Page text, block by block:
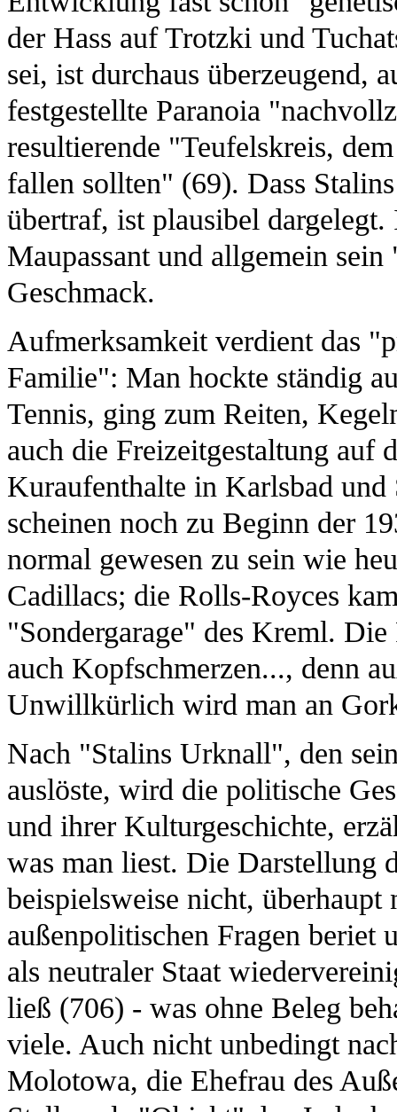
der Hass auf Trotzki und
sei, ist durchaus überzeugend,
festgestellte Paranoia
resultierende "Teufelskreis,
fallen sollten" (69). Dass
übertraf, ist plausibel
Maupassant und allgemein
Geschmack.
Aufmerksamkeit verdient das
Familie": Man hockte ständig
Tennis, ging zum Reiten,
auch die Freizeitgestaltung auf
Kuraufenthalte in Karlsbad
scheinen noch zu Beginn der
normal gewesen zu sein wie
Cadillacs; die Rolls-Royces
"Sondergarage" des Kreml.
auch Kopfschmerzen..., denn
Unwillkürlich wird man an
Nach "Stalins Urknall", den
auslöste, wird die politische
und ihrer Kulturgeschichte,
was man liest. Die Darstellung
beispielsweise nicht,
außenpolitischen Fragen beriet
als neutraler Staat
ließ (706) - was ohne Beleg
viele. Auch nicht unbedingt
Molotowa, die Ehefrau des